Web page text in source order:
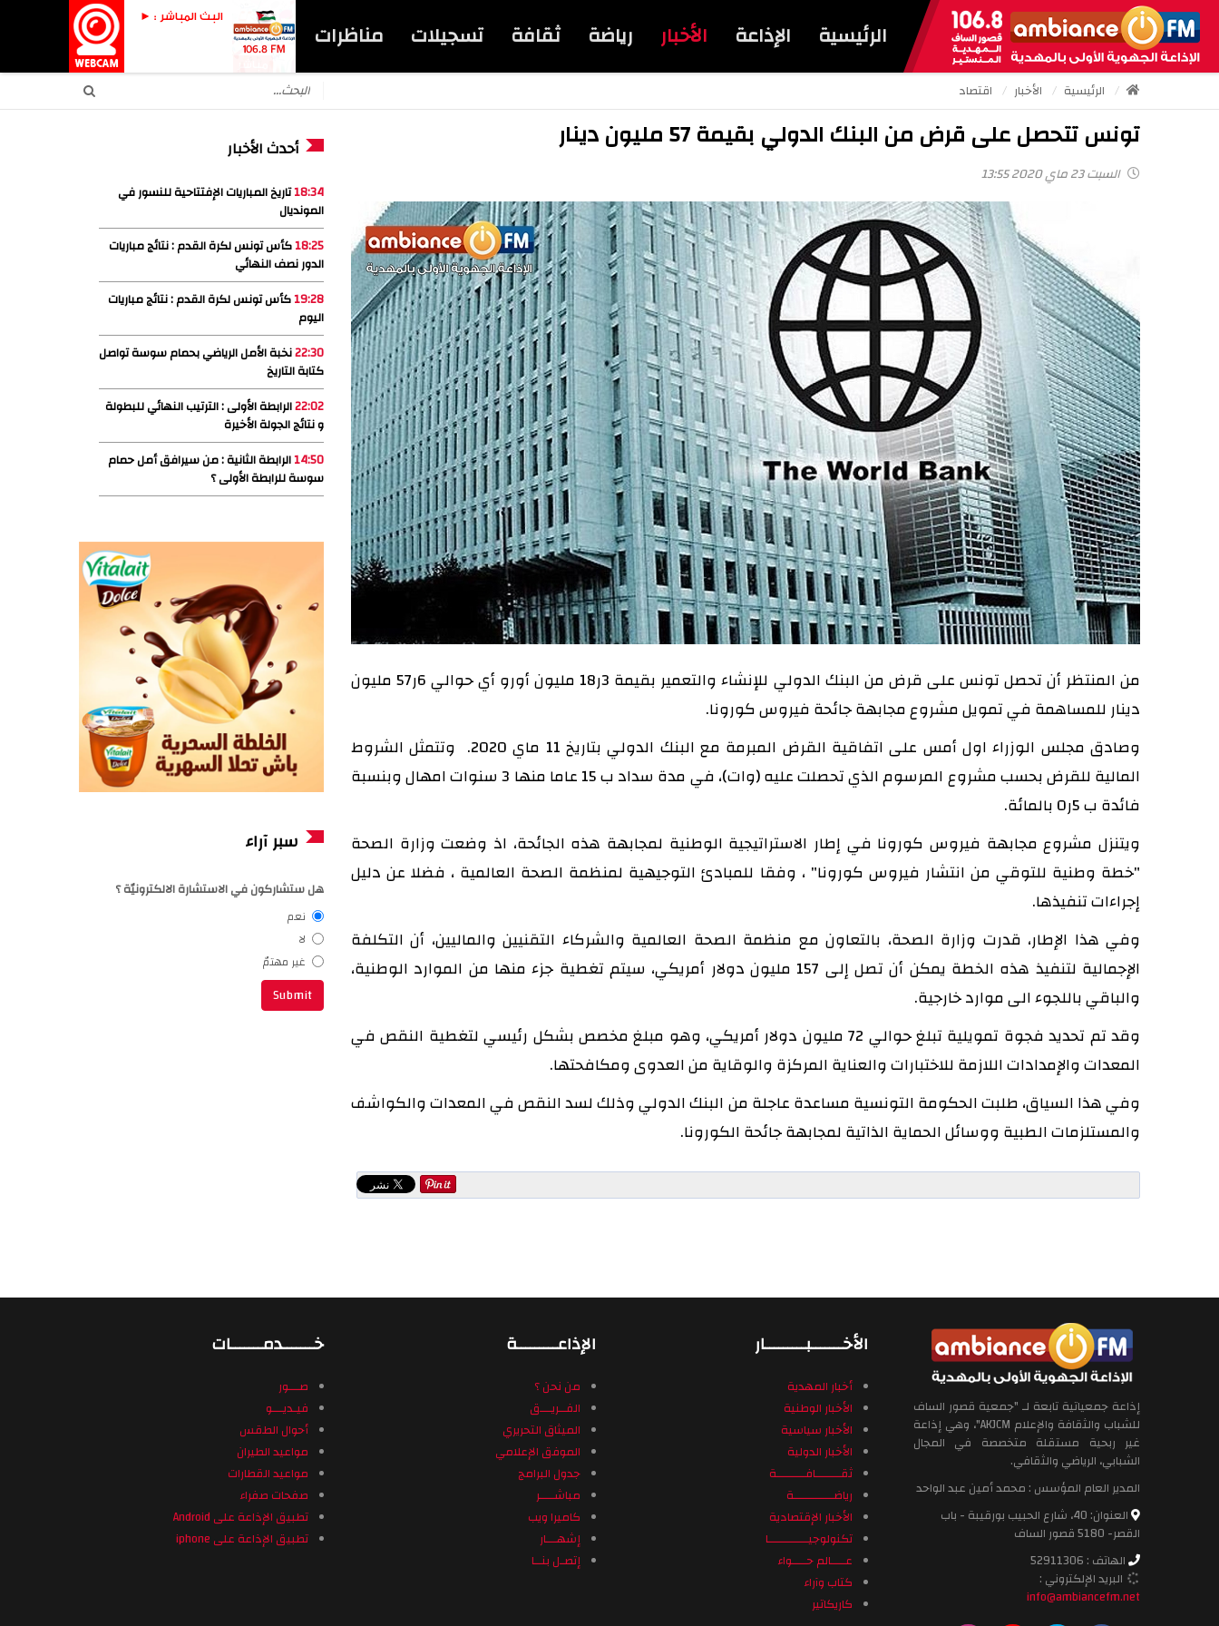
الرئيسية الإذاعة الأخبار رياضة ثقافة تسجيلات مناظرات
البث المباشر : ►
الرئيسية الأخبار اقتصاد
تونس تتحصل على قرض من البنك الدولي بقيمة 57 مليون دينار
السبت 23 ماي 2020 13:55
من المنتظر أن تحصل تونس على قرض من البنك الدولي للإنشاء والتعمير بقيمة 3ر18 مليون أورو أي حوالي 6ر57 مليون
دينار للمساهمة في تمويل مشروع مجابهة جائحة فيروس كورونا.
وصادق مجلس الوزراء اول أمس على اتفاقية القرض المبرمة مع البنك الدولي بتاريخ 11 ماي 2020. وتتمثل الشروط
المالية للقرض بحسب مشروع المرسوم الذي تحصلت عليه (وات)، في مدة سداد ب 15 عاما منها 3 سنوات امهال وبنسبة
فائدة ب 5ر0 بالمائة.
ويتنزل مشروع مجابهة فيروس كورونا في إطار الاستراتيجية الوطنية لمجابهة هذه الجائحة، اذ وضعت وزارة الصحة
"خطة وطنية للتوقي من انتشار فيروس كورونا" ، وفقا للمبادئ التوجيهية لمنظمة الصحة العالمية ، فضلا عن دليل
إجراءات تنفيذها.
وفي هذا الإطار، قدرت وزارة الصحة، بالتعاون مع منظمة الصحة العالمية والشركاء التقنيين والماليين، أن التكلفة
الإجمالية لتنفيذ هذه الخطة يمكن أن تصل إلى 157 مليون دولار أمريكي، سيتم تغطية جزء منها من الموارد الوطنية،
والباقي باللجوء الى موارد خارجية.
وقد تم تحديد فجوة تمويلية تبلغ حوالي 72 مليون دولار أمريكي، وهو مبلغ مخصص بشكل رئيسي لتغطية النقص في
المعدات والإمدادات اللازمة للاختبارات والعناية المركزة والوقاية من العدوى ومكافحتها.
وفي هذا السياق، طلبت الحكومة التونسية مساعدة عاجلة من البنك الدولي وذلك لسد النقص في المعدات والكواشف
والمستلزمات الطبية ووسائل الحماية الذاتية لمجابهة جائحة الكورونا.
أحدث الأخبار
18:34تاريخ المباريات الإفتتاحية للنسور في
المونديال
18:25كأس تونس لكرة القدم : نتائج مباريات
الدور نصف النهائي
19:28كأس تونس لكرة القدم : نتائج مباريات
اليوم
22:30نخبة الأمل الرياضي بحمام سوسة تواصل
كتابة التاريخ
22:02الرابطة الأولى : الترتيب النهائي للبطولة
و نتائج الجولة الأخيرة
14:50الرابطة الثانية : من سيرافق أمل حمام
سوسة للرابطة الأولى ؟
سبر آراء
هل ستشاركون في الاستشارة الالكترونيّة ؟
نعم
لا
غير مهتمّ
إذاعة جمعياتية تابعة لـ "جمعية قصور الساف
للشباب والثقافة والإعلام AKJCM"، وهي إذاعة
غير ربحية مستقلة متخصصة في المجال
الشبابي، الرياضي والثقافي.
المدير العام المؤسس : محمد أمين عبد الواحد
العنوان: 40، شارع الحبيب بورقيبة - باب
القصر- 5180 قصور الساف
الهاتف : 52911306
البريد الإلكتروني :
info@ambiancefm.net
الأخـــــــبـــــــــار
أخبار المهدية
الأخبار الوطنية
الأخبار سياسية
الأخبار الدولية
ثقـــــــافــــــــة
رياضـــــــــــة
الأخبار الإقتصادية
تكنولوجيـــــــــــا
عــــالم حــــواء
كتاب وآراء
كاريكاتير
الإذاعـــــــــة
من نحن ؟
الفــريـــق
الميثاق التحريري
الموفق الإعلامي
جدول البرامج
مباشــــر
كاميرا ويب
إشهـــار
إتصـل بنــا
خـــــــدمـــــــات
صـــور
فيـديـــو
أحوال الطقس
مواعيد الطيران
مواعيد القطارات
صفحات صفراء
تطبيق الإذاعة على Android
تطبيق الإذاعة على iphone